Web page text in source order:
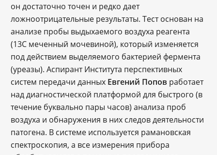
он достаточно точен и редко дает
ложноотрицательные результаты. Тест основан на
анализе пробы выдыхаемого воздуха реагента
(13С меченный мочевиной), который изменяется
под действием выделяемого бактерией фермента
(уреазы). Аспирант Института перспективных
систем передачи данных Евгений Попов работает
над диагностической платформой для быстрого (в
течение буквально пары часов) анализа проб
воздуха и обнаружения в них следов деятельности
патогена. В системе используется рамановская
спектроскопия, а все измерения прибора